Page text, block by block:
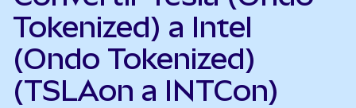
Tokenized) a Intel
(Ondo Tokenized)
(TSLAon a INTCon)